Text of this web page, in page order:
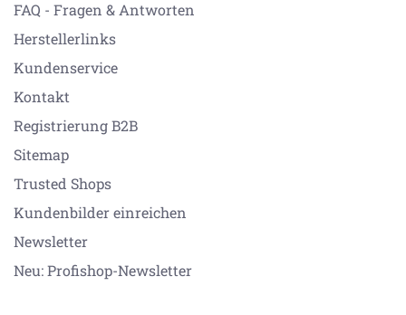
FAQ - Fragen & Antworten
Herstellerlinks
Kundenservice
Kontakt
Registrierung B2B
Sitemap
Trusted Shops
Kundenbilder einreichen
Newsletter
Neu: Profishop-Newsletter